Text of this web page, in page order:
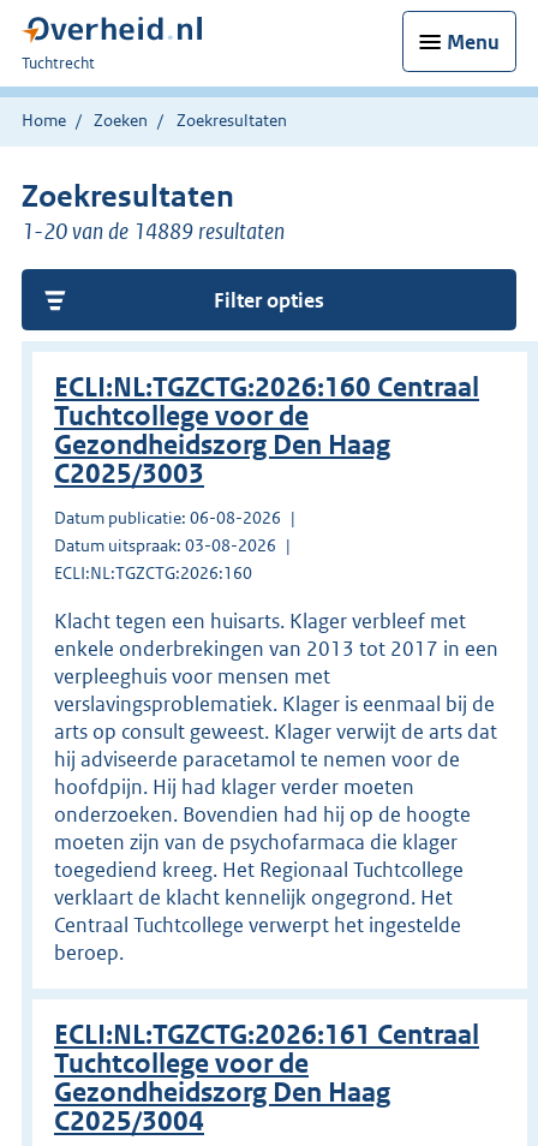
Menu
U
bent
hier:
Tuchtrecht
Home Zoeken Zoekresultaten
Zoekresultaten
1-20 van de 14889 resultaten
Filter opties
ECLI:NL:TGZCTG:2026:160 Centraal
Tuchtcollege voor de
Gezondheidszorg Den Haag
C2025/3003
Datum publicatie: 06-08-2026
Datum uitspraak: 03-08-2026
ECLI:NL:TGZCTG:2026:160
Klacht tegen een huisarts. Klager verbleef met
enkele onderbrekingen van 2013 tot 2017 in een
verpleeghuis voor mensen met
verslavingsproblematiek. Klager is eenmaal bij de
arts op consult geweest. Klager verwijt de arts dat
hij adviseerde paracetamol te nemen voor de
hoofdpijn. Hij had klager verder moeten
onderzoeken. Bovendien had hij op de hoogte
moeten zijn van de psychofarmaca die klager
toegediend kreeg. Het Regionaal Tuchtcollege
verklaart de klacht kennelijk ongegrond. Het
Centraal Tuchtcollege verwerpt het ingestelde
beroep.
ECLI:NL:TGZCTG:2026:161 Centraal
Tuchtcollege voor de
Gezondheidszorg Den Haag
C2025/3004